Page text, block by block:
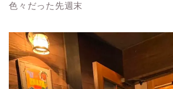
色々だった先週末